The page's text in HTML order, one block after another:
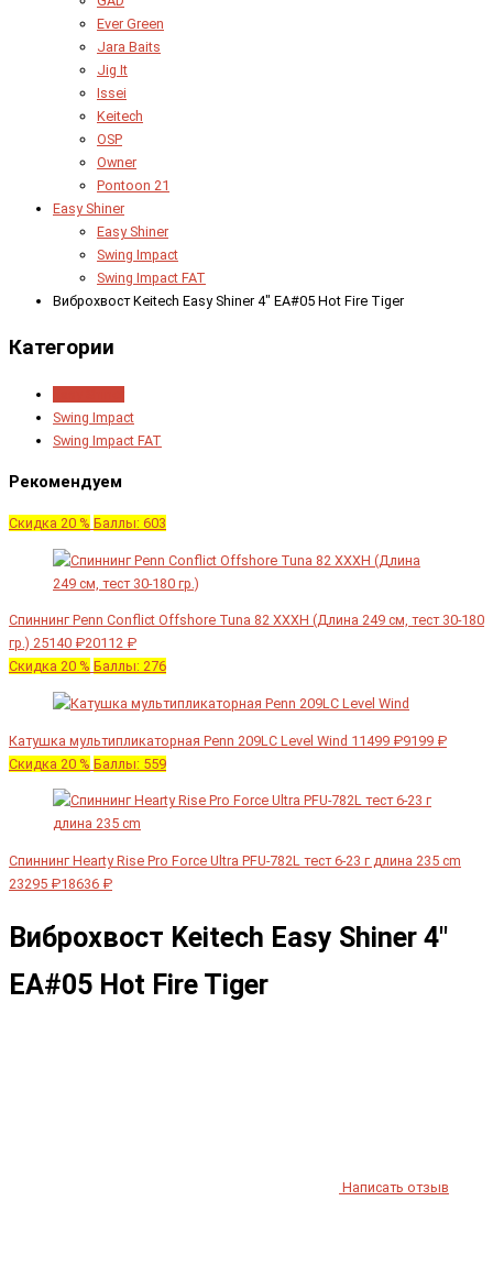
Ever Green
Jara Baits
Jig It
Issei
Keitech
OSP
Owner
Pontoon 21
Easy Shiner
Easy Shiner
Swing Impact
Swing Impact FAT
Виброхвост Keitech Easy Shiner 4" EA#05 Hot Fire Tiger
Категории
Swing Impact
Swing Impact FAT
Рекомендуем
Скидка 20 % Баллы: 603
Спиннинг Penn Conflict Offshore Tuna 82 XXXH (Длина 249 см, тест 30-180
гр.) 25140 ₽20112 ₽
Скидка 20 % Баллы: 276
Катушка мультипликаторная Penn 209LC Level Wind 11499 ₽9199 ₽
Скидка 20 % Баллы: 559
Спиннинг Hearty Rise Pro Force Ultra PFU-782L тест 6-23 г длина 235 cm
23295 ₽18636 ₽
Виброхвост Keitech Easy Shiner 4"
EA#05 Hot Fire Tiger
Написать отзыв